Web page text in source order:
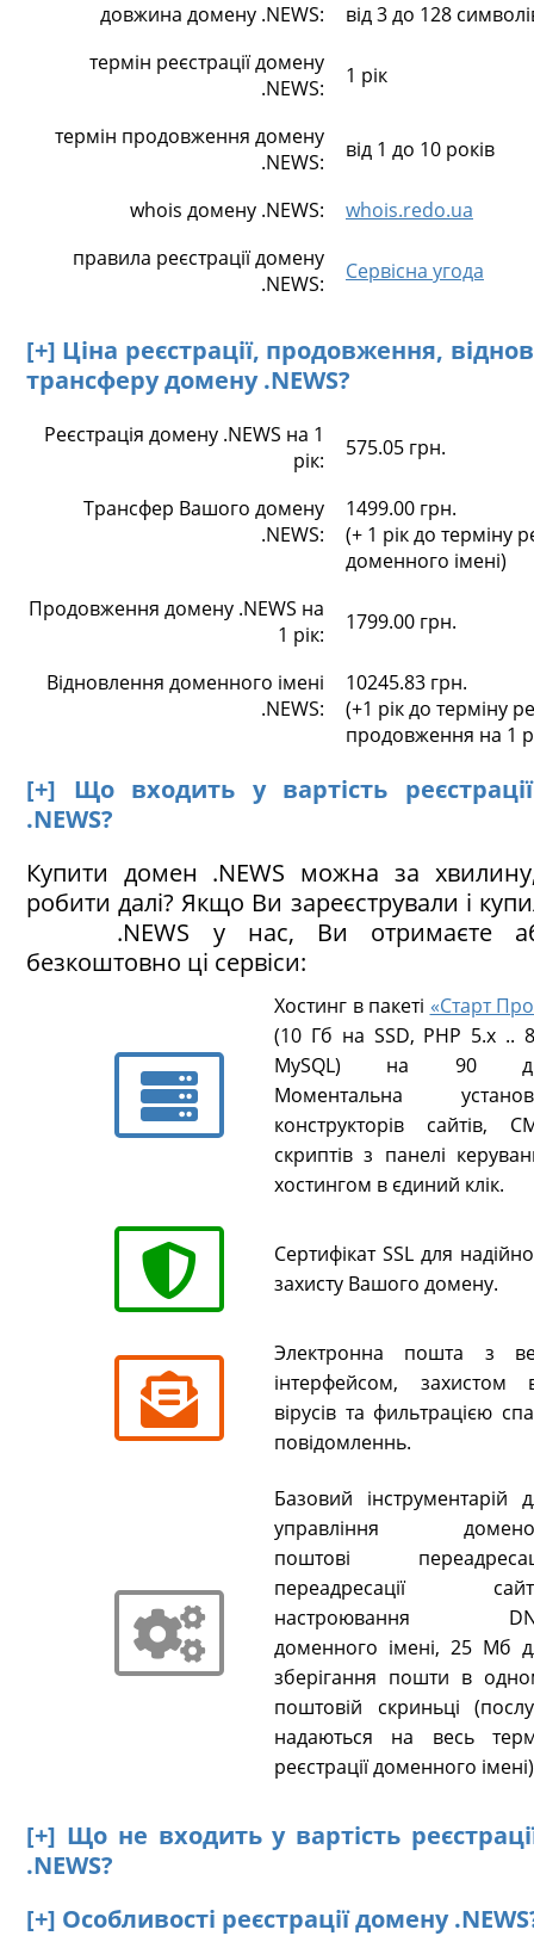
довжина домену .NEWS:
від 3 до 128
термін реєстрації домену
.NEWS:
1 рік
термін продовження домену
.NEWS:
від 1 до 10 років
whois домену .NEWS:
whois.redo.ua
правила реєстрації домену
.NEWS:
Сервісна угода
[+] Ціна реєстрації, продовження,
трансферу домену .NEWS?
Реєстрація домену .NEWS на 1
рік:
575.05 грн.
Трансфер Вашого домену
.NEWS:
1499.00 грн.
(+ 1 рік до терміну
доменного імені)
Продовження домену .NEWS на
1 рік:
1799.00 грн.
Відновлення доменного імені
.NEWS:
10245.83 грн.
(+1 рік до терміну
продовження на 1
[+] Що входить у вартість
.NEWS?
Купити домен .NEWS можна за
робити далі? Якщо Ви зареєстрували і
.NEWS у нас, Ви отримаєте
безкоштовно ці сервіси:
Хостинг в пакеті «Старт
(10 Гб на SSD, PHP 5.х ..
MySQL) на 90
Моментальна
конструкторів сайтів,
скриптів з панелі
хостингом в єдиний клік.
Сертифікат SSL для
захисту Вашого домену.
Электронна пошта з
інтерфейсом, захистом
вірусів та фильтрацією
повідомленнь.
Базовий інструментарій
управління
поштові
переадресації
настроювання
доменного імені, 25 Мб
зберігання пошти в
поштовій скриньці
надаються на весь
реєстрації доменного
[+] Що не входить у вартість
.NEWS?
[+] Особливості реєстрації домену